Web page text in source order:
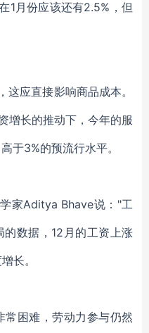
1月份应该还有2.5%，但
应直接影响商品成本。
增长的推动下，今年的服
于3%的预流行水平。
家Aditya Bhave说："工
数据，12月的工资上涨
长。
常困难，劳动力参与仍然